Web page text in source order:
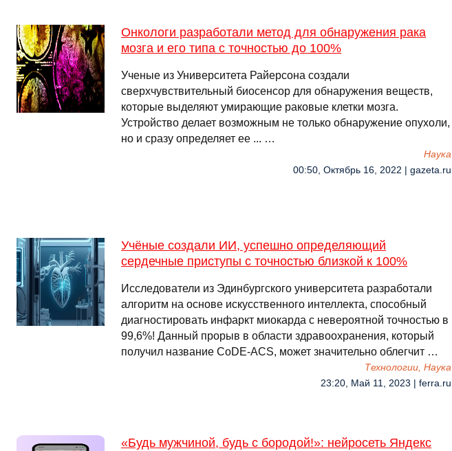
Онкологи разработали метод для обнаружения рака
мозга и его типа с точностью до 100%
Ученые из Университета Райерсона создали
сверхчувствительный биосенсор для обнаружения веществ,
которые выделяют умирающие раковые клетки мозга.
Устройство делает возможным не только обнаружение опухоли,
но и сразу определяет ее ... …
Наука
00:50, Октябрь 16, 2022 | gazeta.ru
Учёные создали ИИ, успешно определяющий
сердечные приступы с точностью близкой к 100%
Исследователи из Эдинбургского университета разработали
алгоритм на основе искусственного интеллекта, способный
диагностировать инфаркт миокарда с невероятной точностью в
99,6%! Данный прорыв в области здравоохранения, который
получил название CoDE-ACS, может значительно облегчит …
Технологии, Наука
23:20, Май 11, 2023 | ferra.ru
«Будь мужчиной, будь с бородой!»: нейросеть Яндекс